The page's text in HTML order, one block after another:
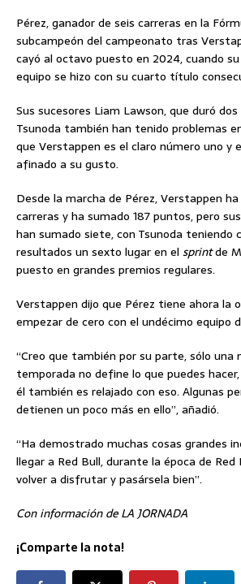
Pérez, ganador de seis carreras en la
subcampeón del campeonato tras
cayó al octavo puesto en 2024, cuando
equipo se hizo con su cuarto título
Sus sucesores Liam Lawson, que duró dos
Tsunoda también han tenido problemas
que Verstappen es el claro número uno y
afinado a su gusto.
Desde la marcha de Pérez, Verstappen
carreras y ha sumado 187 puntos, pero
han sumado siete, con Tsunoda teniendo
resultados un sexto lugar en el sprintde
puesto en grandes premios regulares.
Verstappen dijo que Pérez tiene ahora la
empezar de cero con el undécimo equipo
“Creo que también por su parte, sólo una
temporada no define lo que puedes hacer,
él también es relajado con eso. Algunas
detienen un poco más en ello”, añadió.
“Ha demostrado muchas cosas grandes
llegar a Red Bull, durante la época de Red
volver a disfrutar y pasársela bien”.
Con información de LA JORNADA
¡Comparte la nota!